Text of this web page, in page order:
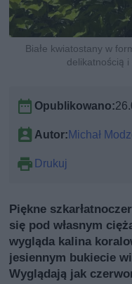
Białe kwiatostany w
delikatnością
Opublikowano:
Autor:Michał
Drukuj
Piękne
się pod własnym
wygląda kalina
jesiennym bukiecie
Wyglądają jak